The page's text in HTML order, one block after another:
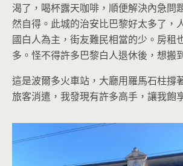
渴了，喝杯露天咖啡，順便解決內急問
然自得。此城的治安比巴黎好太多了，
國白人為主，街友難民相當的少。房租
多。怪不得許多巴黎白人退休後，想搬
這是波爾多火車站，大廳用羅馬石柱撐
旅客消遣，我發現有許多高手，讓我飽